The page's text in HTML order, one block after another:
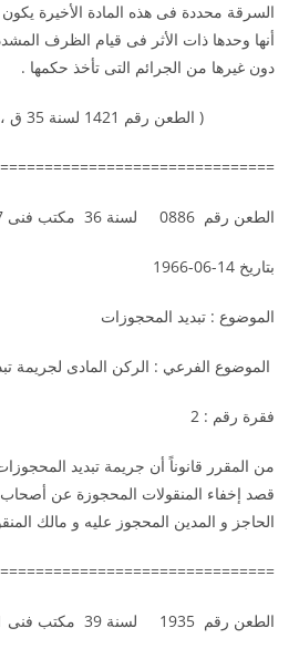
السرقة محددة فى هذه المادة الأخيرة
أنها وحدها ذات الأثر فى قيام الظرف
دون غيرها من الجرائم التى تأخذ حكمها .
( الطعن رقم 1421 لسنة 35 ق ، جلسة 1966/1/10 )
الطعن رقم 0886 لسنة 36 مكتب فنى 17 صفحة رقم 812
بتاريخ 14-06-1966
الموضوع : تبديد المحجوزات
الموضوع الفرعي : الركن المادى
فقرة رقم : 2
من المقرر قانوناً أن جريمة تبديد
قصد إخفاء المنقولات المحجوزة عن أصحاب
الحاجز و المدين المحجوز عليه و مالك
الطعن رقم 1935 لسنة 39 مكتب فنى 21 صفحة رقم 424